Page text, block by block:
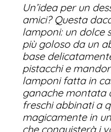
Un’idea per un
amici? Questa
lamponi: un dolce
più goloso da un
base
pistacchi e
lamponi fatta in
ganache montata
freschi abbinati a
magicamente in
che conquisterà i